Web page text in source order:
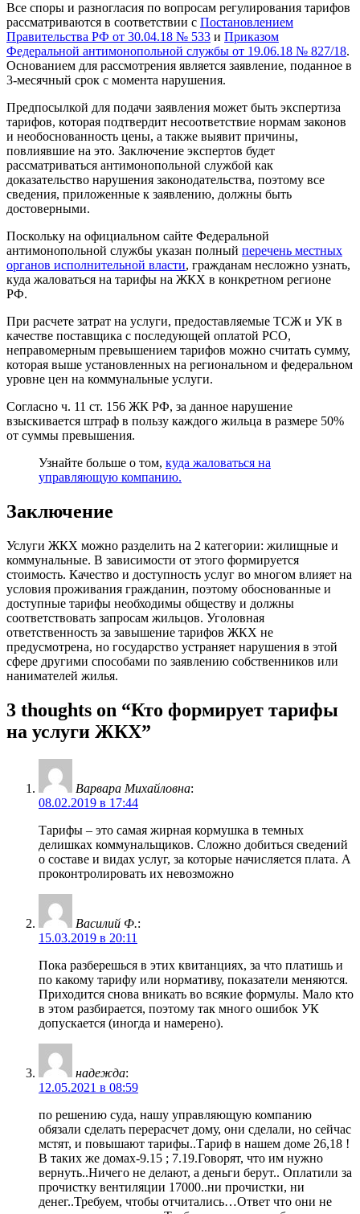
Все споры и разногласия по вопросам регулирования тарифов
рассматриваются в соответствии с Постановлением
Правительства РФ от 30.04.18 № 533 и Приказом
Федеральной антимонопольной службы от 19.06.18 № 827/18.
Основанием для рассмотрения является заявление, поданное в
3-месячный срок с момента нарушения.
Предпосылкой для подачи заявления может быть экспертиза
тарифов, которая подтвердит несоответствие нормам законов
и необоснованность цены, а также выявит причины,
повлиявшие на это. Заключение экспертов будет
рассматриваться антимонопольной службой как
доказательство нарушения законодательства, поэтому все
сведения, приложенные к заявлению, должны быть
достоверными.
Поскольку на официальном сайте Федеральной
антимонопольной службы указан полный перечень местных
органов исполнительной власти, гражданам несложно узнать,
куда жаловаться на тарифы на ЖКХ в конкретном регионе
РФ.
При расчете затрат на услуги, предоставляемые ТСЖ и УК в
качестве поставщика с последующей оплатой РСО,
неправомерным превышением тарифов можно считать сумму,
которая выше установленных на региональном и федеральном
уровне цен на коммунальные услуги.
Согласно ч. 11 ст. 156 ЖК РФ, за данное нарушение
взыскивается штраф в пользу каждого жильца в размере 50%
от суммы превышения.
Узнайте больше о том, куда жаловаться на
управляющую компанию.
Заключение
Услуги ЖКХ можно разделить на 2 категории: жилищные и
коммунальные. В зависимости от этого формируется
стоимость. Качество и доступность услуг во многом влияет на
условия проживания гражданин, поэтому обоснованные и
доступные тарифы необходимы обществу и должны
соответствовать запросам жильцов. Уголовная
ответственность за завышение тарифов ЖКХ не
предусмотрена, но государство устраняет нарушения в этой
сфере другими способами по заявлению собственников или
нанимателей жилья.
3 thoughts on “Кто формирует тарифы
на услуги ЖКХ”
Варвара Михайловна:
08.02.2019 в 17:44
Тарифы – это самая жирная кормушка в темных
делишках коммунальщиков. Сложно добиться сведений
о составе и видах услуг, за которые начисляется плата. А
проконтролировать их невозможно
Василий Ф.:
15.03.2019 в 20:11
Пока разберешься в этих квитанциях, за что платишь и
по какому тарифу или нормативу, показатели меняются.
Приходится снова вникать во всякие формулы. Мало кто
в этом разбирается, поэтому так много ошибок УК
допускается (иногда и намерено).
надежда:
12.05.2021 в 08:59
по решению суда, нашу управляющую компанию
обязали сделать перерасчет дому, они сделали, но сейчас
мстят, и повышают тарифы..Тариф в нашем доме 26,18 !
В таких же домах-9.15 ; 7.19.Говорят, что им нужно
вернуть..Ничего не делают, а деньги берут.. Оплатили за
прочистку вентиляции 17000..ни прочистки, ни
денег..Требуем, чтобы отчитались…Ответ что они не